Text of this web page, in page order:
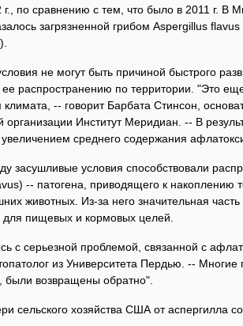
г., по сравнению с тем, что было в 2011 г. В
загрязненной грибом Aspergillus
не могут быть причиной быстрого
ее распространению по территории. "Это
-- говорит Барбата Стинсон,
организации Институт Меридиан. -- В
увеличением среднего содержания
засушливые условия способствовали
-- патогена, приводящего к накоплению
животных. Из-за него значительная
для пищевых и кормовых целей.
с серьезной проблемой, связанной с
из Университета Пердью. -- Многие
были возвращены обратно".
сельского хозяйства США от аспергилла